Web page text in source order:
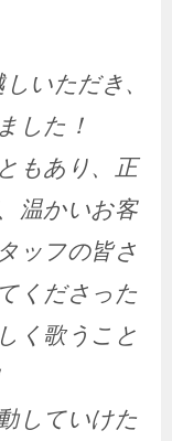
いただき、
した！
もあり、正
温かいお客
ッフの皆さ
くださった
く歌うこと
していけた